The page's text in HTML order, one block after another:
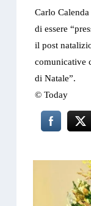
Carlo
di essere
il post
comunicative
di Natale”.
© Today